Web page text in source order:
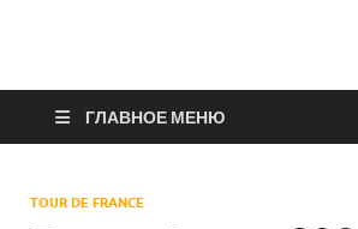
ГЛАВНОЕ МЕНЮ
TOUR DE FRANCE